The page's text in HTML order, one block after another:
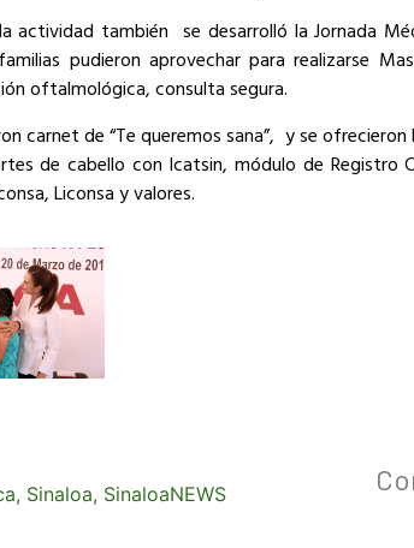
actividad también se desarrolló la Jornada
pudieron aprovechar para realizarse
oftalmológica, consulta segura.
carnet de “Te queremos sana”, y se
de cabello con Icatsin, módulo de Registro
Liconsa y valores.
, Sinaloa, SinaloaNEWS